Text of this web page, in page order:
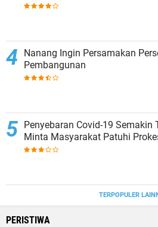
Nanang Ingin Persamakan
Pembangunan
Penyebaran Covid-19 Semakin
Minta Masyarakat Patuhi
TERPOPULER
PERISTIWA